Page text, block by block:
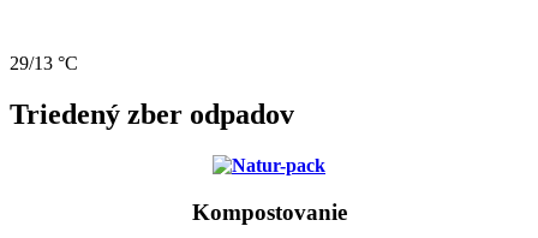
29/13 °C
Triedený zber odpadov
Kompostovanie